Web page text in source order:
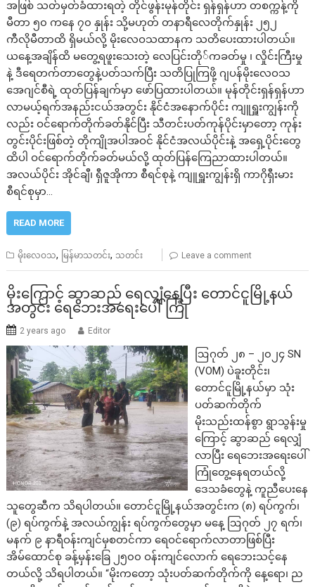
အဖြစ် သတ်မှတ်ခံထားရတဲ့ တိုင်ဖွန်းမုန်တိုင်း ရှန်ရှန်ဟာ တစက္ကန့်ကို
မီတာ ၅၀ ကနေ ၇၀ နှုန်း သို့မဟုတ် တနာရီလေတိုက်နှုန်း ၂၅၂
ကီလိုမီတာထိ ရှိမယ်လို့ မိုးလေဝသထာနက သတိပေးထားပါတယ်။
ယနေ့အချိန်ထိ မတွေ့ရဖူးသေးတဲ့ လေပြင်းတို်ကခတ်မှု ၊ လှိုင်းကြီးမှု
နဲ့ ဒီရေတက်တာတွေနဲ့ပတ်သက်ပြီး သတိပြုကြဖို့ ဂျပန်မိုးလေဝသ
အေဂျင်စီရဲ့ ထုတ်ပြန်ချက်မှာ ဖော်ပြထားပါတယ်။ မုန်တိုင်းရှန်ရှန်ဟာ
လာမယ့်ရက်အနည်းငယ်အတွင်း နိုင်ငံအနောက်ပိုင်း ကျူရှူးကျွန်းကို
လည်း ဝင်ရောက်တိုက်ခတ်နိုင်ပြီး သီတင်းပတ်ကုန်ပိုင်းမှာတော့ ကုန်း
တွင်းပိုင်းဖြစ်တဲ့ တိုကျိုအပါအဝင် နိုင်ငံအလယ်ပိုင်းနဲ့ အရှေ့ပိုင်းတွေ
ထိပါ ဝင်ရောက်တိုက်ခတ်မယ်လို့ ထုတ်ပြန်ကြေညာထားပါတယ်။
အလယ်ပိုင်း အိုင်ချီ၊ ရှီဇူအိုကာ စီရင်စုနဲ့ ကျူရှူးကျွန်းရှိ ကာဂိုရှီးမား
စီရင်စုမှာ…
READ MORE
မိုးလေဝသ, မြန်မာသတင်း, သတင်း Leave a comment
မိုးကြောင့် ဆွာဆည် ရေလျှံနေပြီး တောင်ငူမြို့နယ်
အတွင်း ရေဘေးအရေးပေါ်ကြုံ
2 years ago Editor
ဩဂုတ် ၂၈ – ၂၀၂၄ SN
(VOM) ပဲခူးတိုင်း၊
တောင်ငူမြို့နယ်မှာ သုံး
ပတ်ဆက်တိုက်
မိုးသည်းထန်စွာ ရွာသွန်းမှု
ကြောင့် ဆွာဆည် ရေလျှံ
လာပြီး ရေဘေးအရေးပေါ်
ကြုံတွေ့နေရတယ်လို့
ဒေသခံတွေနဲ့ ကူညီပေးနေ
သူတွေဆီက သိရပါတယ်။ တောင်ငူမြို့နယ်အတွင်းက (၈) ရပ်ကွက်၊
(၉) ရပ်ကွက်နဲ့ အလယ်ကျွန်း ရပ်ကွက်တွေမှာ မနေ့ ဩဂုတ် ၂၇ ရက်၊
မနက် ၉ နာရီဝန်းကျင်မှစတင်ကာ ရေဝင်ရောက်လာတာဖြစ်ပြီး
အိမ်ထောင်စု ခန့်မှန်းခြေ ၂၅၀၀ ဝန်းကျင်လောက် ရေဘေးသင့်နေ
တယ်လို့ သိရပါတယ်။ “မိုးကတော့ သုံးပတ်ဆက်တိုက်ကို နေ့ရော၊ ည